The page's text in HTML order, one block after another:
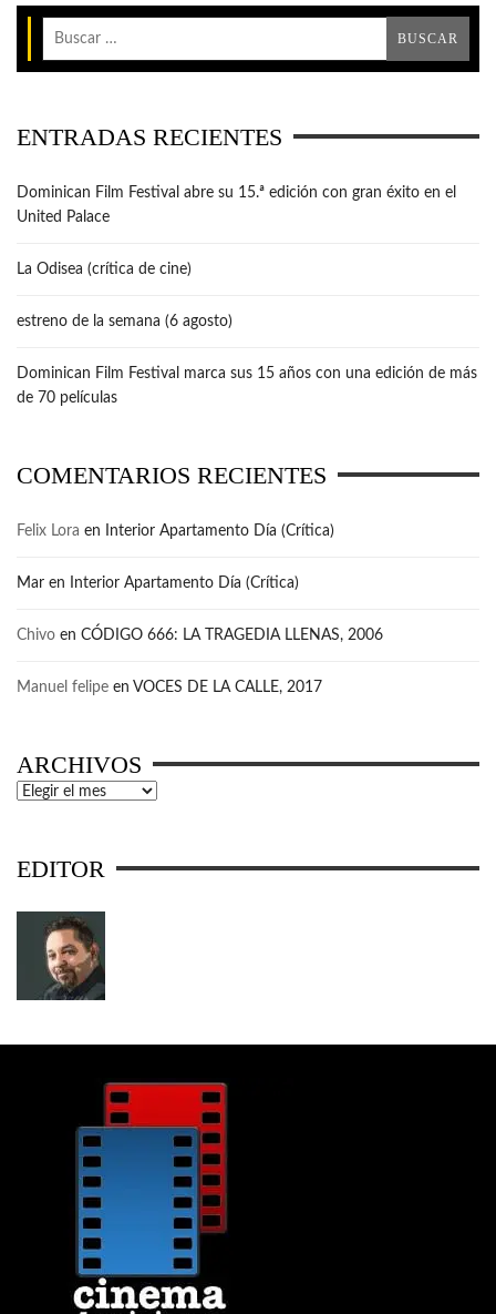
ENTRADAS RECIENTES
Dominican Film Festival abre su 15.ª edición con gran éxito en el
United Palace
La Odisea (crítica de cine)
estreno de la semana (6 agosto)
Dominican Film Festival marca sus 15 años con una edición de más
de 70 películas
COMENTARIOS RECIENTES
Felix Lora en Interior Apartamento Día (Crítica)
Mar en Interior Apartamento Día (Crítica)
Chivo en CÓDIGO 666: LA TRAGEDIA LLENAS, 2006
Manuel felipe en VOCES DE LA CALLE, 2017
ARCHIVOS
Archivos
EDITOR